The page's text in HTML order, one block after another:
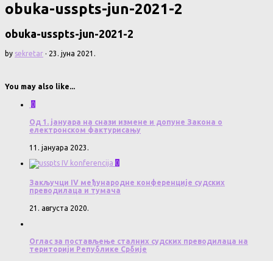
obuka-usspts-jun-2021-2
obuka-usspts-jun-2021-2
by sekretar · 23. јуна 2021.
You may also like...
0
Од 1. јануара на снази измене и допуне Закона о
електронском фактурисању
11. јануара 2023.
0
Закључци IV међународне конференције судских
преводилаца и тумача
21. августа 2020.
Оглас за постављење сталних судских преводилаца на
територији Републике Србије